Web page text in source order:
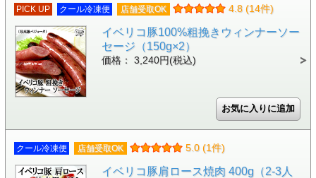
PICK UP クール冷凍便 店舗受取OK 4.8 (14件)
イベリコ豚100%粗挽きウィンナーソー
セージ（150g×2）
価格： 3,240円(税込)
クール冷凍便 店舗受取OK 5.0 (1件)
イベリコ豚肩ロース焼肉 400g（2-3人